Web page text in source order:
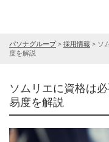
パソナグループ> 採用情報 > ソ
度を解説
ソムリエに資格は
易度を解説